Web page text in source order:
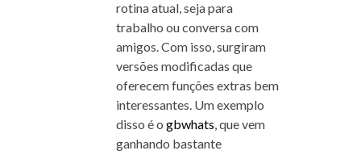
rotina atual, seja para
trabalho ou conversa com
amigos. Com isso, surgiram
versões modificadas que
oferecem funções extras bem
interessantes. Um exemplo
disso é o gbwhats, que vem
ganhando bastante